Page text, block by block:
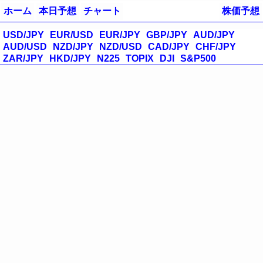
株価予想
ホーム 本日予想 チャート
USD/JPY EUR/USD EUR/JPY GBP/JPY AUD/JPY
AUD/USD
NZD/JPY NZD/USD CAD/JPY CHF/JPY
ZAR/JPY
HKD/JPY N225 TOPIX DJI S&P500